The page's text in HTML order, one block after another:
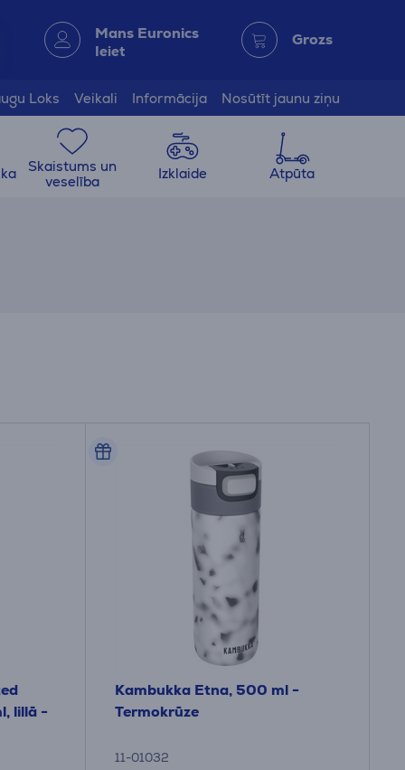
Mans Euronics
Ieiet
Grozs
Loks Veikali Informācija Nosūtīt jaunu ziņu
Skaistums un
veselība
Izklaide Atpūta
lillā -
Kambukka Etna, 500 ml -
Termokrūze
11-01032